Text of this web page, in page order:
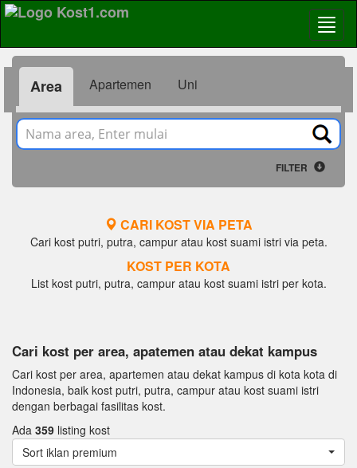
Area Apartemen Uni
FILTER
CARI KOST VIA PETA
Cari kost putri, putra, campur atau kost suami istri via peta.
KOST PER KOTA
List kost putri, putra, campur atau kost suami istri per kota.
Cari kost per area, apatemen atau dekat kampus
Cari kost per area, apartemen atau dekat kampus di kota kota di
Indonesia, baik kost putri, putra, campur atau kost suami istri
dengan berbagai fasilitas kost.
Ada 359 listing kost
Sort iklan premium